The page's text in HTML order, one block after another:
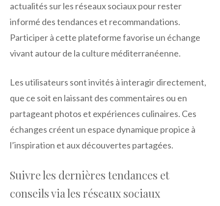
actualités sur les réseaux sociaux pour rester
informé des tendances et recommandations.
Participer à cette plateforme favorise un échange
vivant autour de la culture méditerranéenne.
Les utilisateurs sont invités à interagir directement,
que ce soit en laissant des commentaires ou en
partageant photos et expériences culinaires. Ces
échanges créent un espace dynamique propice à
l’inspiration et aux découvertes partagées.
Suivre les dernières tendances et
conseils via les réseaux sociaux